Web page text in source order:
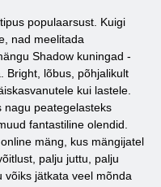
populaarsust. Kuigi
nad meelitada
Shadow kuningad -
Bright, lõbus, põhjalikult
kui lastele.
nagu peategelasteks
fantastiline olendid.
mäng, kus mängijatel
palju juttu, palju
võiks jätkata veel mõnda